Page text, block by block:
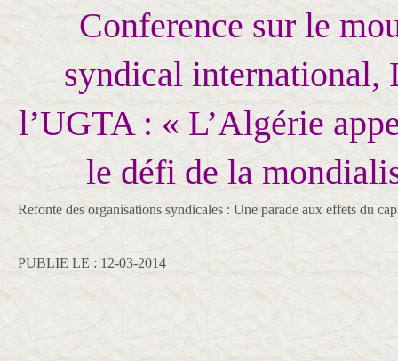
Conference sur le
syndical international,
l’UGTA : « L’Algérie
le défi de la
Refonte des organisations syndicales : Une parade aux effets du
PUBLIE LE : 12-03-2014